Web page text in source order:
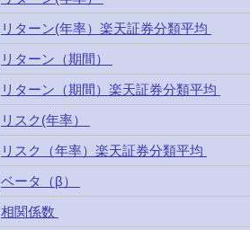
リターン(年率）楽天証券分類平均
リターン（期間）
リターン（期間）楽天証券分類平均
リスク(年率）
リスク（年率）楽天証券分類平均
ベータ（β）
相関係数